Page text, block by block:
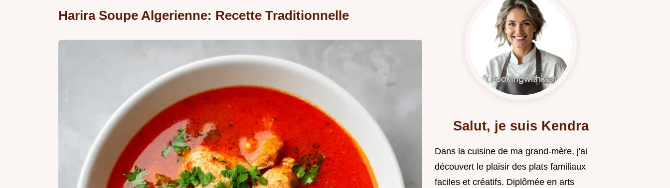
Harira Soupe Algerienne: Recette Traditionnelle
Salut, je suis Kendra
Dans la cuisine de ma grand-mère, j'ai
découvert le plaisir des plats familiaux
faciles et créatifs. Diplômée en arts